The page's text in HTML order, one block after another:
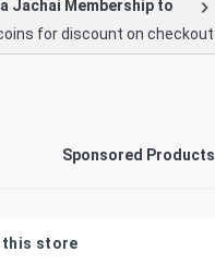
Jachai Membership to
for discount on checkout
Sponsored Products
this store